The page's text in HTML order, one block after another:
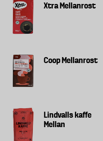
Xtra Mellanrost
Coop Mellanrost
Lindvalls kaffe
Mellan